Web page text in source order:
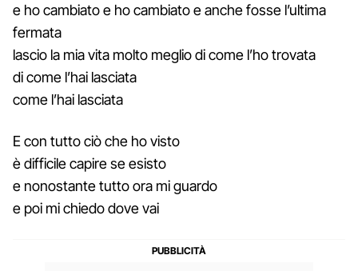
e ho cambiato e ho cambiato e anche fosse l’ultima
fermata
lascio la mia vita molto meglio di come l’ho trovata
di come l’hai lasciata
come l’hai lasciata
E con tutto ciò che ho visto
è difficile capire se esisto
e nonostante tutto ora mi guardo
e poi mi chiedo dove vai